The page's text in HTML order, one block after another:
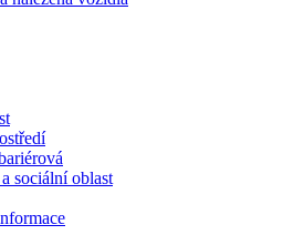
sociální oblast